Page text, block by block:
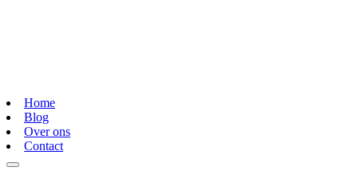
Home
Blog
Over ons
Contact